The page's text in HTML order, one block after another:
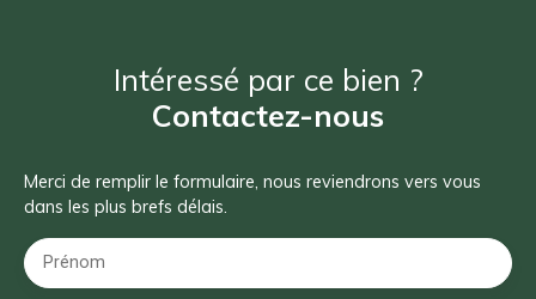
Intéressé par ce bien ?
Contactez-nous
Merci de remplir le formulaire, nous reviendrons vers vous
dans les plus brefs délais.
Prénom